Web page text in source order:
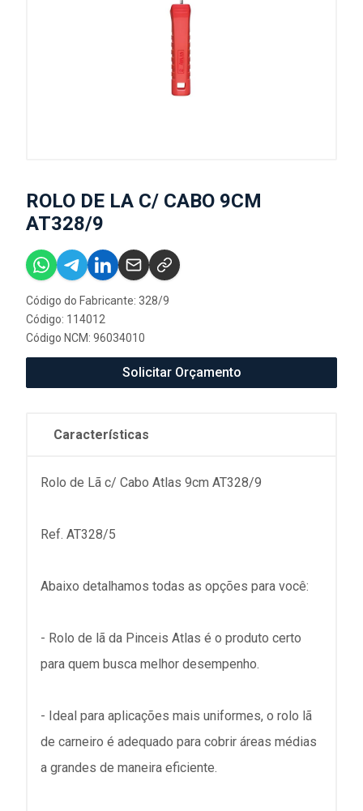
ROLO DE LA C/ CABO 9CM
AT328/9
Código do Fabricante: 328/9
Código: 114012
Código NCM: 96034010
Solicitar Orçamento
Características
Rolo de Lã c/ Cabo Atlas 9cm AT328/9
Ref. AT328/5
Abaixo detalhamos todas as opções para você:
- Rolo de lã da Pinceis Atlas é o produto certo
para quem busca melhor desempenho.
- Ideal para aplicações mais uniformes, o rolo lã
de carneiro é adequado para cobrir áreas médias
a grandes de maneira eficiente.